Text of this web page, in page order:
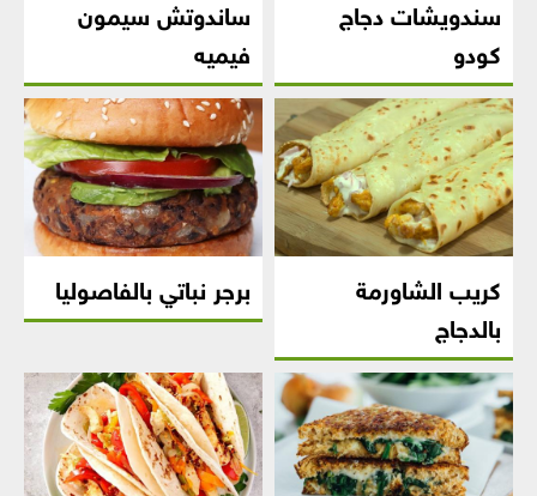
سندويشات دجاج
كودو
ساندوتش سيمون
فيميه
كريب الشاورمة
بالدجاج
برجر نباتي بالفاصوليا